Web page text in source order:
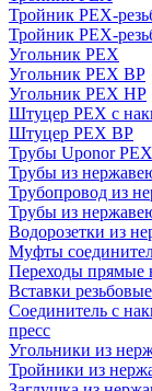
Тройник PEX-
Тройник PEX-
Угольник PEX
Угольник PEX ВР
Угольник PEX НР
Штуцер PEX c
Штуцер PEX ВР
Трубы Uponor PEX
Трубы из
Трубопровод из
Трубы из
Водорозетки из
Муфты
Переходы прямые
Вставки
Соединитель с
пресс
Угольники из
Тройники из